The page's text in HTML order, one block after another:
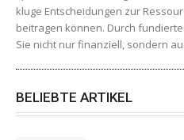
kluge Entscheidungen zur
beitragen können. Durch
Sie nicht nur finanziell, sondern
BELIEBTE ARTIKEL